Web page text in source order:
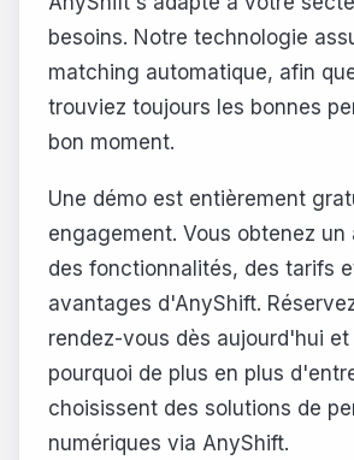
besoins. Notre technologie
matching automatique, afin
trouviez toujours les bonnes
bon moment.
Une démo est entièrement
engagement. Vous obtenez un
des fonctionnalités, des tarifs
avantages d'AnyShift.
rendez-vous dès aujourd'hui
pourquoi de plus en plus
choisissent des solutions de
numériques via AnyShift.